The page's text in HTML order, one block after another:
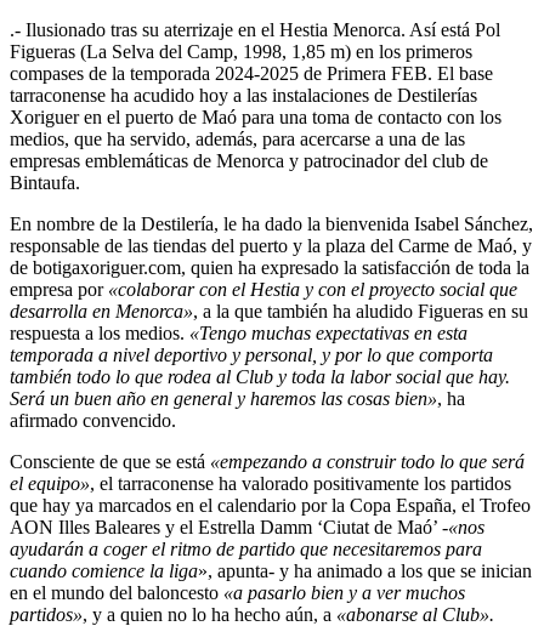
.- Ilusionado tras su aterrizaje en el Hestia Menorca. Así está Pol
Figueras (La Selva del Camp, 1998, 1,85 m) en los primeros
compases de la temporada 2024-2025 de Primera FEB. El base
tarraconense ha acudido hoy a las instalaciones de Destilerías
Xoriguer en el puerto de Maó para una toma de contacto con los
medios, que ha servido, además, para acercarse a una de las
empresas emblemáticas de Menorca y patrocinador del club de
Bintaufa.
En nombre de la Destilería, le ha dado la bienvenida Isabel Sánchez,
responsable de las tiendas del puerto y la plaza del Carme de Maó, y
de botigaxoriguer.com, quien ha expresado la satisfacción de toda la
empresa por «colaborar con el Hestia y con el proyecto social que
desarrolla en Menorca», a la que también ha aludido Figueras en su
respuesta a los medios. «Tengo muchas expectativas en esta
temporada a nivel deportivo y personal, y por lo que comporta
también todo lo que rodea al Club y toda la labor social que hay.
Será un buen año en general y haremos las cosas bien», ha
afirmado convencido.
Consciente de que se está «empezando a construir todo lo que será
el equipo», el tarraconense ha valorado positivamente los partidos
que hay ya marcados en el calendario por la Copa España, el Trofeo
AON Illes Baleares y el Estrella Damm ‘Ciutat de Maó’ -«nos
ayudarán a coger el ritmo de partido que necesitaremos para
cuando comience la liga», apunta- y ha animado a los que se inician
en el mundo del baloncesto «a pasarlo bien y a ver muchos
partidos», y a quien no lo ha hecho aún, a «abonarse al Club».